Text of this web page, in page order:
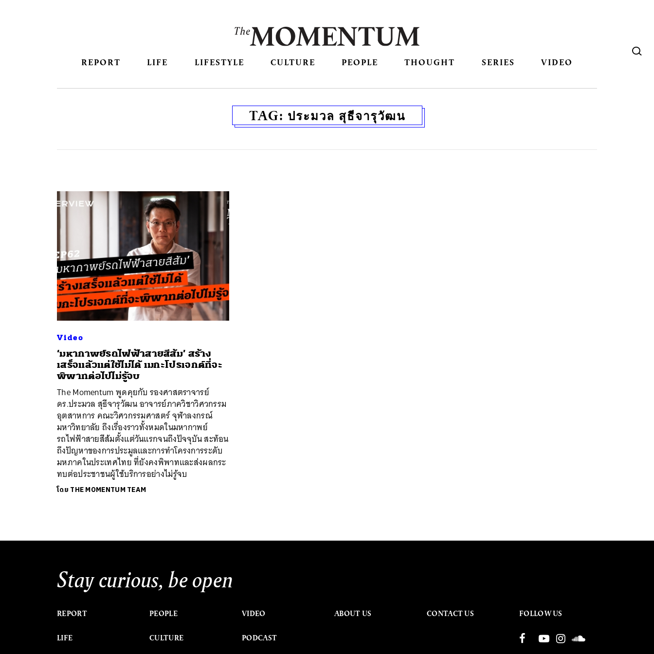
REPORT LIFE LIFESTYLE CULTURE PEOPLE THOUGHT SERIES VIDEO
TAG: ประมวล สุธีจารุวัฒน
Video
‘มหากาพย์รถไฟฟ้าสายสีส้ม’ สร้าง
เสร็จแล้วแต่ใช้ไม่ได้ เมกะโปรเจกต์ที่จะ
พิพาทต่อไปไม่รู้จบ
The Momentum พูดคุยกับ รองศาสตราจารย์
ดร.ประมวล สุธีจารุวัฒน อาจารย์ภาควิชาวิศวกรรม
อุตสาหการ คณะวิศวกรรมศาสตร์ จุฬาลงกรณ์
มหาวิทยาลัย ถึงเรื่องราวทั้งหมดในมหากาพย์
รถไฟฟ้าสายสีส้มตั้งแต่วันแรกจนถึงปัจจุบัน สะท้อน
ถึงปัญหาของการประมูลและการทำโครงการระดับ
มหภาคในประเทศไทย ที่ยังคงพิพาทและส่งผลกระ
ทบต่อประชาชนผู้ใช้บริการอย่างไม่รู้จบ
โดย THE MOMENTUM TEAM
Stay curious, be open
REPORT
LIFE
PEOPLE
CULTURE
VIDEO
PODCAST
ABOUT US CONTACT US FOLLOW US
ค้นหา